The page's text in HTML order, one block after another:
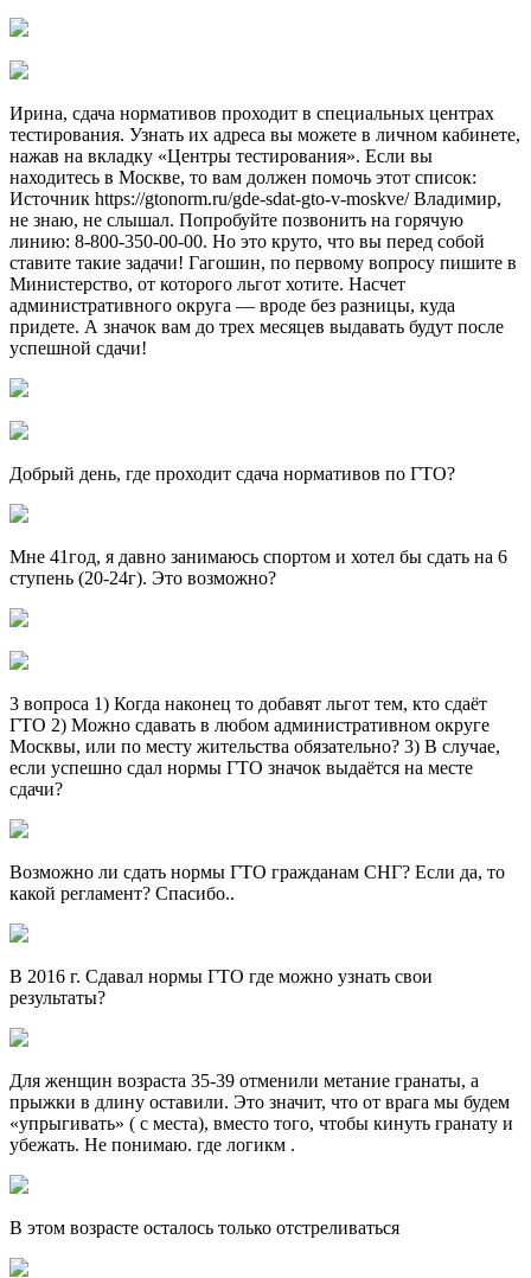
Ирина, сдача нормативов проходит в специальных центрах
тестирования. Узнать их адреса вы можете в личном кабинете,
нажав на вкладку «Центры тестирования». Если вы
находитесь в Москве, то вам должен помочь этот список:
Источник https://gtonorm.ru/gde-sdat-gto-v-moskve/ Владимир,
не знаю, не слышал. Попробуйте позвонить на горячую
линию: 8-800-350-00-00. Но это круто, что вы перед собой
ставите такие задачи! Гагошин, по первому вопросу пишите в
Министерство, от которого льгот хотите. Насчет
административного округа — вроде без разницы, куда
придете. А значок вам до трех месяцев выдавать будут после
успешной сдачи!
Добрый день, где проходит сдача нормативов по ГТО?
Мне 41год, я давно занимаюсь спортом и хотел бы сдать на 6
ступень (20-24г). Это возможно?
3 вопроса 1) Когда наконец то добавят льгот тем, кто сдаёт
ГТО 2) Можно сдавать в любом административном округе
Москвы, или по месту жительства обязательно? 3) В случае,
если успешно сдал нормы ГТО значок выдаётся на месте
сдачи?
Возможно ли сдать нормы ГТО гражданам СНГ? Если да, то
какой регламент? Спасибо..
В 2016 г. Сдавал нормы ГТО где можно узнать свои
результаты?
Для женщин возраста 35-39 отменили метание гранаты, а
прыжки в длину оставили. Это значит, что от врага мы будем
«упрыгивать» ( с места), вместо того, чтобы кинуть гранату и
убежать. Не понимаю. где логикм .
В этом возрасте осталось только отстреливаться